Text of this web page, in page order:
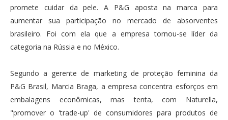
promete cuidar da pele. A P&G aposta na marca para
aumentar sua participação no mercado de absorventes
brasileiro. Foi com ela que a empresa tornou-se líder da
categoria na Rússia e no México.
Segundo a gerente de marketing de proteção feminina da
P&G Brasil, Marcia Braga, a empresa concentra esforços em
embalagens econômicas, mas tenta, com Naturella,
"promover o 'trade-up' de consumidores para produtos de